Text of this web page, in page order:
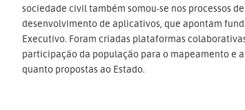
sociedade civil também somou-se nos processos
desenvolvimento de aplicativos, que apontam
Executivo. Foram criadas plataformas
participação da população para o mapeamento e
quanto propostas ao Estado.